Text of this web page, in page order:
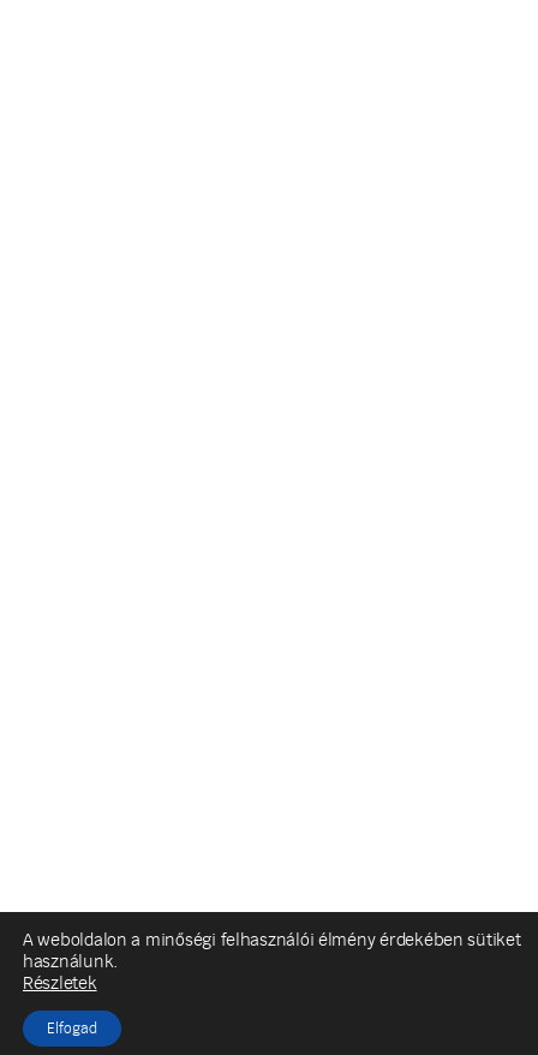
A weboldalon a minőségi felhasználói élmény érdekében sütiket
használunk.
Részletek
Elfogad